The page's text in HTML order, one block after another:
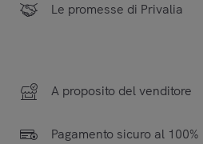
Le promesse di Privalia
A proposito del venditore
Pagamento sicuro al 100%